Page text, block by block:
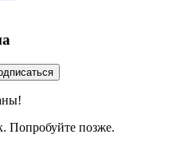
Попробуйте позже.